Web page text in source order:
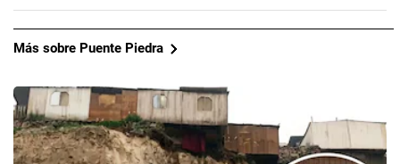
Más sobre Puente Piedra